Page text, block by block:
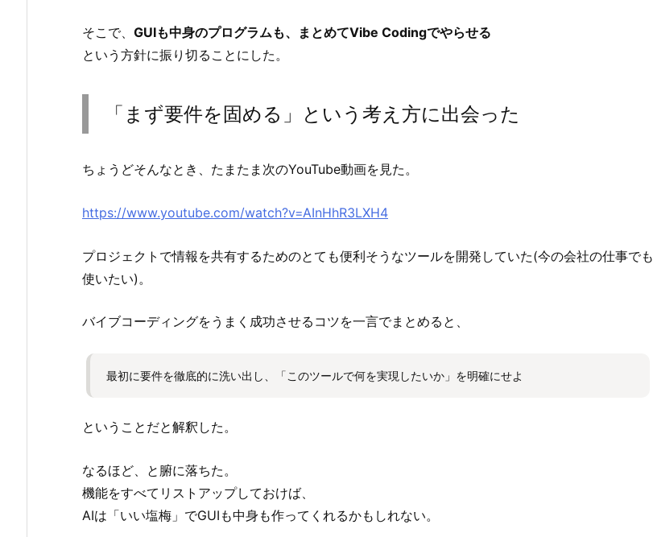
そこで、 GUIも中身のプログラムも、まとめてVibe Codingでやらせる
という方針に振り切ることにした。
「まず要件を固める」という考え方に出会った
ちょうどそんなとき、たまたま次のYouTube動画を見た。
https://www.youtube.com/watch?v=AInHhR3LXH4
プロジェクトで情報を共有するためのとても便利そうなツールを開発していた(今の会社の仕事でも
使いたい)。
バイブコーディングをうまく成功させるコツを一言でまとめると、
最初に要件を徹底的に洗い出し、「このツールで何を実現したいか」を明確にせよ
ということだと解釈した。
なるほど、と腑に落ちた。
機能をすべてリストアップしておけば、
AIは「いい塩梅」でGUIも中身も作ってくれるかもしれない。